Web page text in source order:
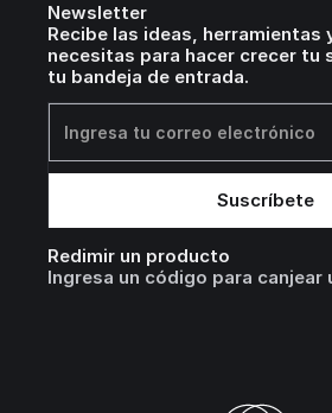
Newsletter
Recibe las ideas, herramientas
necesitas para hacer crecer tu
tu bandeja de entrada.
Redimir un producto
Ingresa un código para canjear